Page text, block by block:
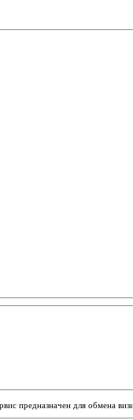
предназначен для обмена